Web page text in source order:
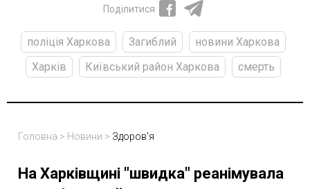
Поділитися
поліція Харкова Загиблий
новини Харкова
Харків
Київський район Харкова смерть
Головна > Новини > Здоров'я
На Харківщині "швидка" реанімувала